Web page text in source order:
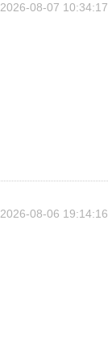
2026-08-07 10:34:17
2026-08-06 19:14:16